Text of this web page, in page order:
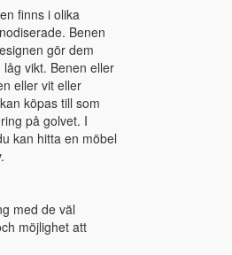
finns i olika
Benen
gör dem
vikt. Benen eller
eller vit eller
köpas till som
på golvet. I
kan hitta en möbel
med de väl
möjlighet att